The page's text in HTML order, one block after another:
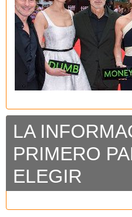
LA
PRIMERO
ELEGIR